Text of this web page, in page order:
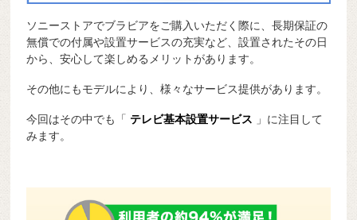
ソニーストアでブラビアをご購入いただく際に、長期保証の
無償での付属や設置サービスの充実など、設置されたその日
から、安心して楽しめるメリットがあります。
その他にもモデルにより、様々なサービス提供があります。
今回はその中でも「 テレビ基本設置サービス 」に注目して
みます。